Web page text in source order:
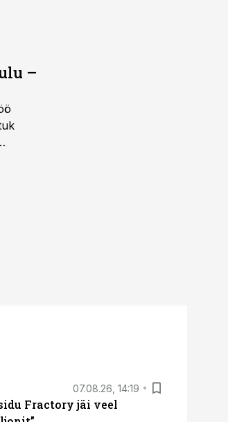
–
07.08.26, 14:19
Fractory jäi veel